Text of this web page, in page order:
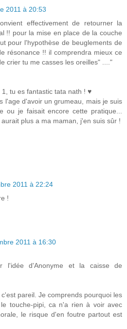
2011 à 20:53
effectivement de retourner la
!! pour la mise en place de la couche
pour l'hypothèse de beuglements de
résonance !! il comprendra mieux ce
crier tu me casses les oreilles" ...."
tu es fantastic tata nath ! ♥
l'age d'avoir un grumeau, mais je suis
ou je faisait encore cette pratique...
plus a ma maman, j'en suis sûr !
2011 à 22:24
!
2011 à 16:30
l'idée d'Anonyme et la caisse de
pareil. Je comprends pourquoi les
touche-pipi, ca n'a rien à voir avec
le risque d'en foutre partout est